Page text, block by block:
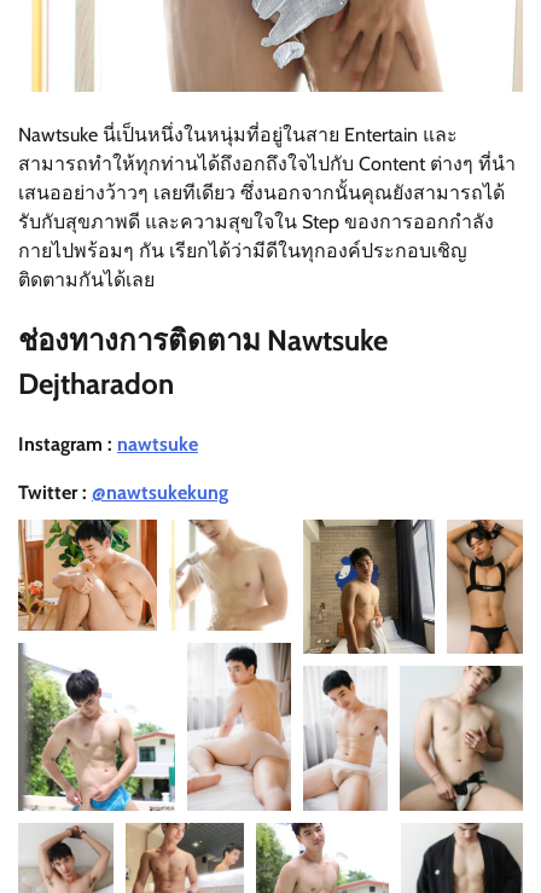
Nawtsuke นี่เป็นหนึ่งในหนุ่มที่อยู่ในสาย Entertain และ
สามารถทำให้ทุกท่านได้ถึงอกถึงใจไปกับ Content ต่างๆ ที่นำ
เสนออย่างว้าวๆ เลยทีเดียว ซึ่งนอกจากนั้นคุณยังสามารถได้
รับกับสุขภาพดี และความสุขใจใน Step ของการออกกำลัง
กายไปพร้อมๆ กัน เรียกได้ว่ามีดีในทุกองค์ประกอบเชิญ
ติดตามกันได้เลย
ช่องทางการติดตาม Nawtsuke
Dejtharadon
Instagram : nawtsuke
Twitter : @nawtsukekung